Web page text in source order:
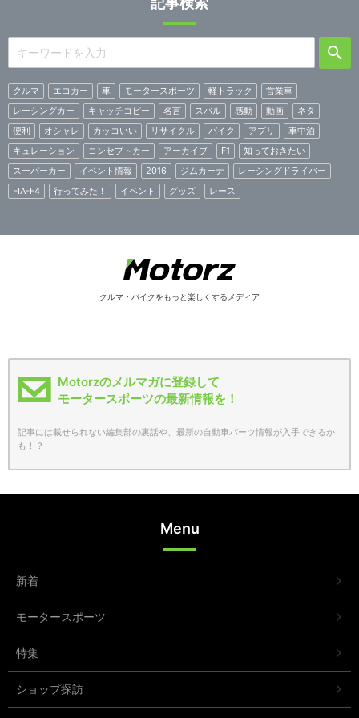
クルマ エコカー 車 モータースポーツ 軽トラック
営業車
レーシングカー
キャッチコピー 名言 スバル 感動 動画
ネタ
便利
オシャレ カッコいい リサイクル バイク アプリ
車中泊
キュレーション
コンセプトカー アーカイブ F1
知っておきたい
スーパーカー
イベント情報 2016 ジムカーナ
レーシングドライバー
FIA-F4
行ってみた！ イベント グッズ レース
クルマ・バイクをもっと楽しくするメディア
Motorzのメルマガに登録して
モータースポーツの最新情報を！
記事には載せられない編集部の裏話や、最新の自動車パーツ情報が入手できるか
も！？
Menu
新着
モータースポーツ
特集
ショップ探訪